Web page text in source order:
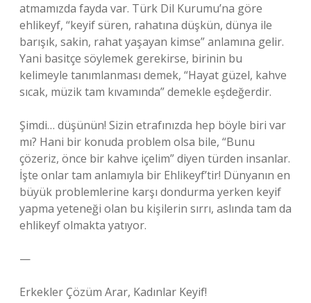
atmamızda fayda var. Türk Dil Kurumu’na göre
ehlikeyf, “keyif süren, rahatına düşkün, dünya ile
barışık, sakin, rahat yaşayan kimse” anlamına gelir.
Yani basitçe söylemek gerekirse, birinin bu
kelimeyle tanımlanması demek, “Hayat güzel, kahve
sıcak, müzik tam kıvamında” demekle eşdeğerdir.
Şimdi… düşünün! Sizin etrafınızda hep böyle biri var
mı? Hani bir konuda problem olsa bile, “Bunu
çözeriz, önce bir kahve içelim” diyen türden insanlar.
İşte onlar tam anlamıyla bir Ehlikeyf’tir! Dünyanın en
büyük problemlerine karşı dondurma yerken keyif
yapma yeteneği olan bu kişilerin sırrı, aslında tam da
ehlikeyf olmakta yatıyor.
—
Erkekler Çözüm Arar, Kadınlar Keyif!